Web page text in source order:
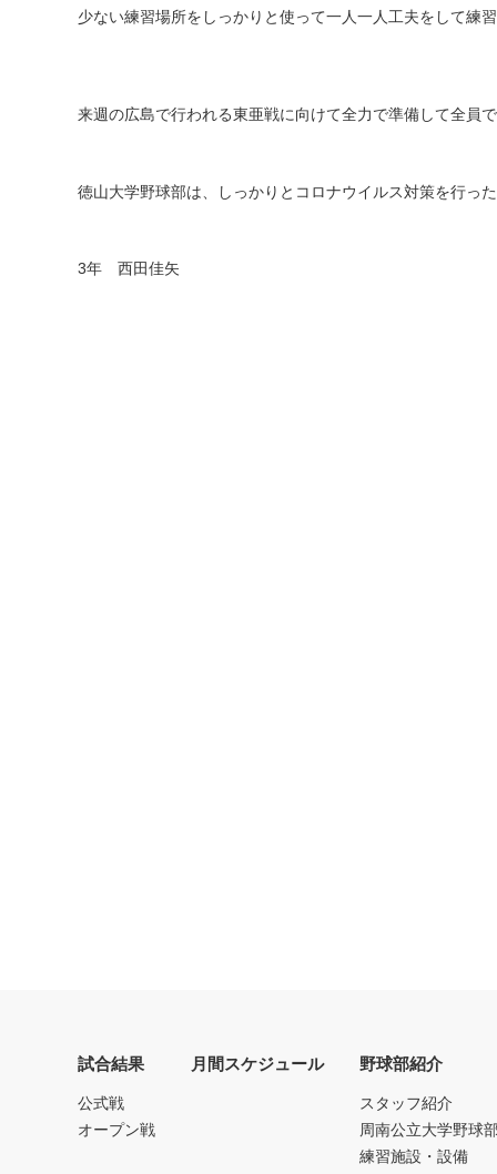
少ない練習場所をしっかりと使って一人一人工夫をして練
来週の広島で行われる東亜戦に向けて全力で準備して全員
徳山大学野球部は、しっかりとコロナウイルス対策を行っ
3年 西田佳矢
試合結果
公式戦
オープン戦
月間スケジュール 野球部紹介
スタッフ紹介
周南公立大学野球
練習施設・設備